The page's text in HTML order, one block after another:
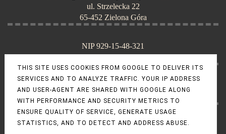
ul. Strzelecka 22
65-452 Zielona Góra
NIP 929-15-48-321
KRS 0000075340
tel. 68-325-50-57 (sekretariat)
e-mail: gwardiazg@o2.pl
nr konta bankowego:
THIS SITE USES COOKIES FROM GOOGLE TO DELIVER ITS
SERVICES AND TO ANALYZE TRAFFIC. YOUR IP ADDRESS
AND USER-AGENT ARE SHARED WITH GOOGLE ALONG
WITH PERFORMANCE AND SECURITY METRICS TO
ENSURE QUALITY OF SERVICE, GENERATE USAGE
STATISTICS, AND TO DETECT AND ADDRESS ABUSE.